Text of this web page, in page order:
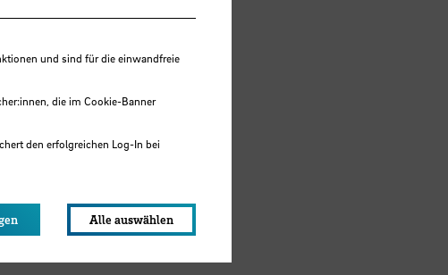
die ihre
und sind für die einwandfreie
die im Cookie-Banner
den erfolgreichen Log-In bei
Alle auswählen